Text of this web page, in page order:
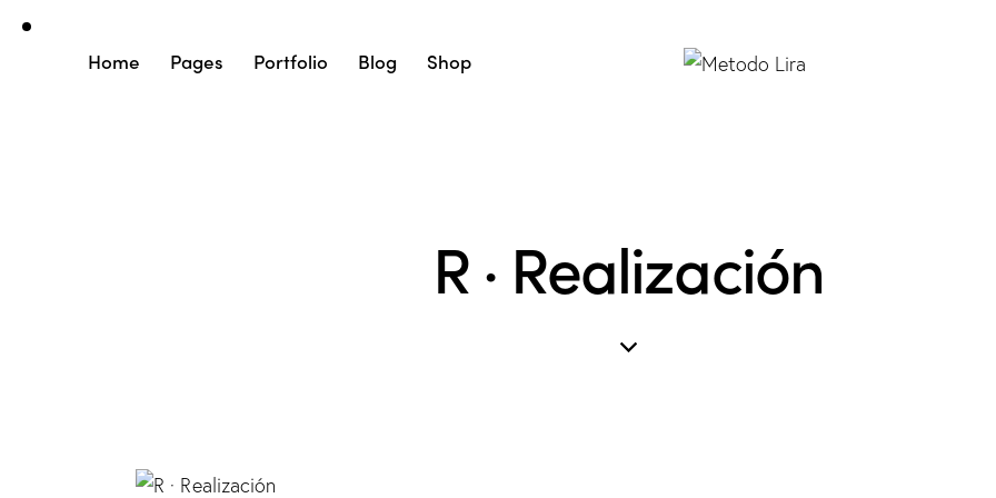
Home Pages Portfolio Blog Shop
R · Realización